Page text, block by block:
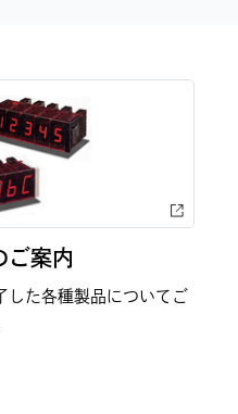
ご案内
した各種製品についてご